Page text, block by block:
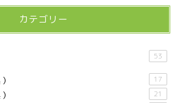
カテゴリー
53
17
21